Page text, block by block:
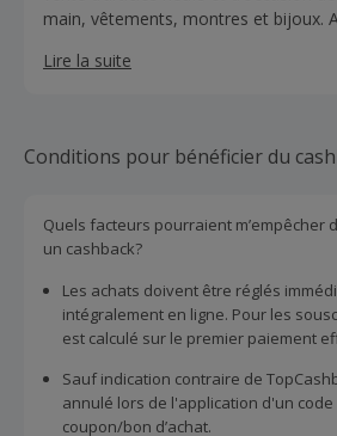
main, vêtements, montres et bijoux.
marques haut de gamme telles que
Lire la suite
Conditions pour bénéficier du
Quels facteurs pourraient m’empêcher
un cashback?
Les achats doivent être réglés
intégralement en ligne. Pour les
est calculé sur le premier paiement
Sauf indication contraire de
annulé lors de l'application d'un
coupon/bon d’achat.